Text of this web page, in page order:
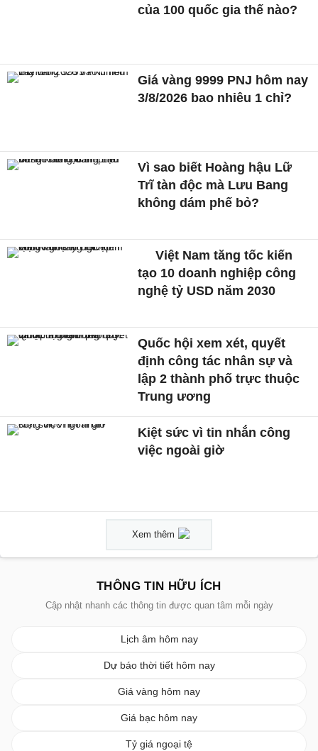
của 100 quốc gia thế nào?
Giá vàng 9999 PNJ hôm nay
3/8/2026 bao nhiêu 1 chỉ?
Vì sao biết Hoàng hậu Lữ
Trĩ tàn độc mà Lưu Bang
không dám phế bỏ?
Việt Nam tăng tốc kiến
tạo 10 doanh nghiệp công
nghệ tỷ USD năm 2030
Quốc hội xem xét, quyết
định công tác nhân sự và
lập 2 thành phố trực thuộc
Trung ương
Kiệt sức vì tin nhắn công
việc ngoài giờ
Xem thêm
THÔNG TIN HỮU ÍCH
Cập nhật nhanh các thông tin được quan tâm mỗi ngày
Lịch âm hôm nay
Dự báo thời tiết hôm nay
Giá vàng hôm nay
Giá bạc hôm nay
Tỷ giá ngoại tệ